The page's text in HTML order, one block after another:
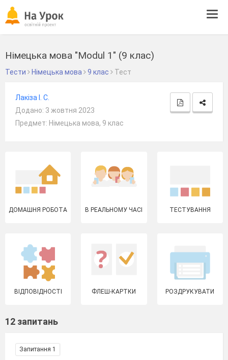
Німецька мова "Modul 1" (9 клас)
Тести Німецька мова 9 клас Тест
Лакіза І. С.
Додано: 3 жовтня 2023
Предмет: Німецька мова, 9 клас
ДОМАШНЯ РОБОТА В РЕАЛЬНОМУ ЧАСІ ТЕСТУВАННЯ
ВІДПОВІДНОСТІ ФЛЕШ-КАРТКИ РОЗДРУКУВАТИ
12 запитань
Запитання 1